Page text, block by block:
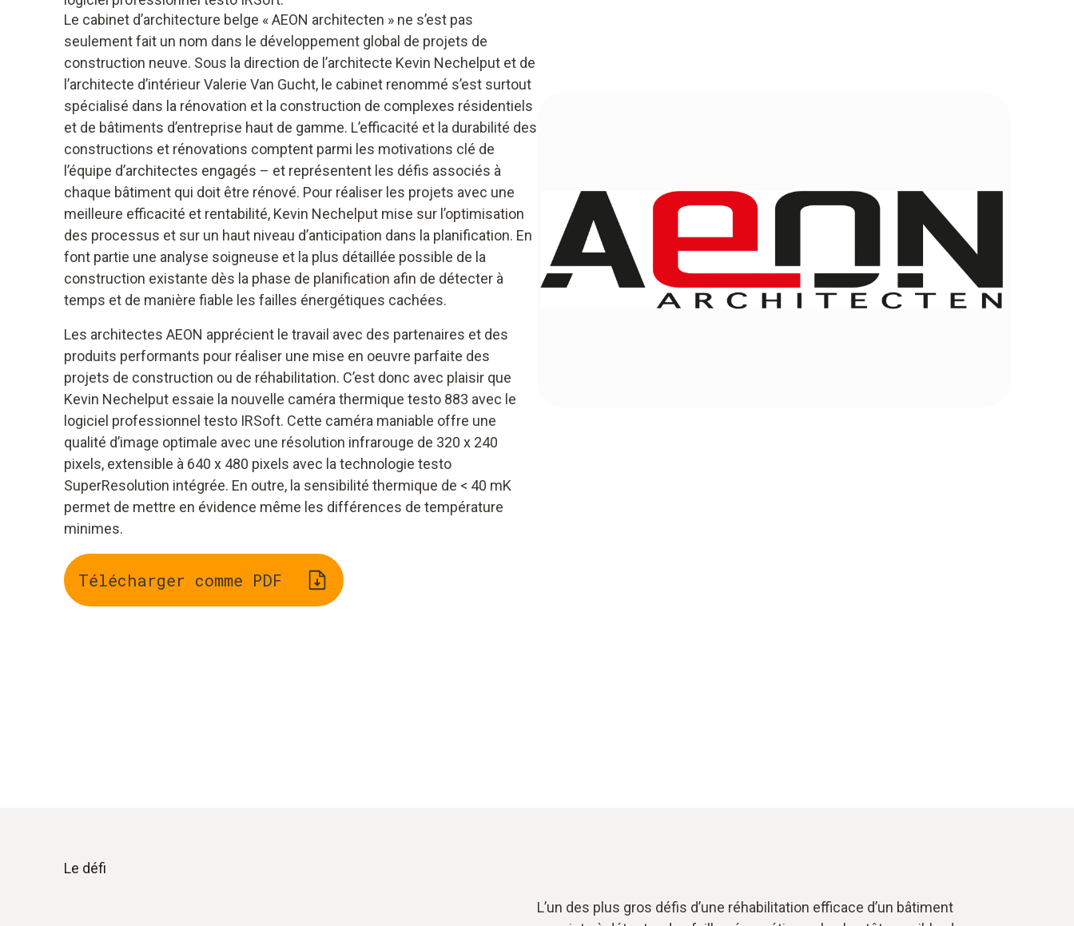
Le cabinet d’architecture belge « AEON architecten » ne s’est pas
seulement fait un nom dans le développement global de projets de
construction neuve. Sous la direction de l’architecte Kevin Nechelput et de
l’architecte d’intérieur Valerie Van Gucht, le cabinet renommé s’est surtout
spécialisé dans la rénovation et la construction de complexes résidentiels
et de bâtiments d’entreprise haut de gamme. L’efficacité et la durabilité des
constructions et rénovations comptent parmi les motivations clé de
l’équipe d’architectes engagés – et représentent les défis associés à
chaque bâtiment qui doit être rénové. Pour réaliser les projets avec une
meilleure efficacité et rentabilité, Kevin Nechelput mise sur l’optimisation
des processus et sur un haut niveau d’anticipation dans la planification. En
font partie une analyse soigneuse et la plus détaillée possible de la
construction existante dès la phase de planification afin de détecter à
temps et de manière fiable les failles énergétiques cachées.
Les architectes AEON apprécient le travail avec des partenaires et des
produits performants pour réaliser une mise en oeuvre parfaite des
projets de construction ou de réhabilitation. C’est donc avec plaisir que
Kevin Nechelput essaie la nouvelle caméra thermique testo 883 avec le
logiciel professionnel testo IRSoft. Cette caméra maniable offre une
qualité d’image optimale avec une résolution infrarouge de 320 x 240
pixels, extensible à 640 x 480 pixels avec la technologie testo
SuperResolution intégrée. En outre, la sensibilité thermique de < 40 mK
permet de mettre en évidence même les différences de température
minimes.
Télécharger comme PDF
Le défi
L’un des plus gros défis d’une réhabilitation efficace d’un bâtiment